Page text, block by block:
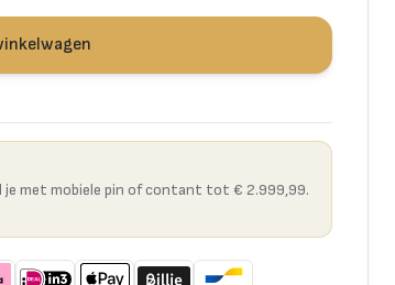
je met mobiele pin of contant tot € 2.999,99.